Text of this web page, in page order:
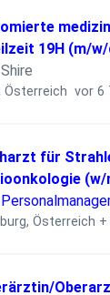
19H (m/
Österreich vor 6
für
Österreich +